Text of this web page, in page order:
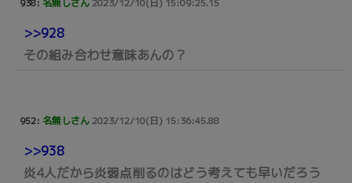
938: 名無しさん2023/12/10(日) 15:09:25.15
>>928
その組み合わせ意味あんの？
952: 名無しさん2023/12/10(日) 15:36:45.88
>>938
炎4人だから炎弱点削るのはどう考えても早いだろう